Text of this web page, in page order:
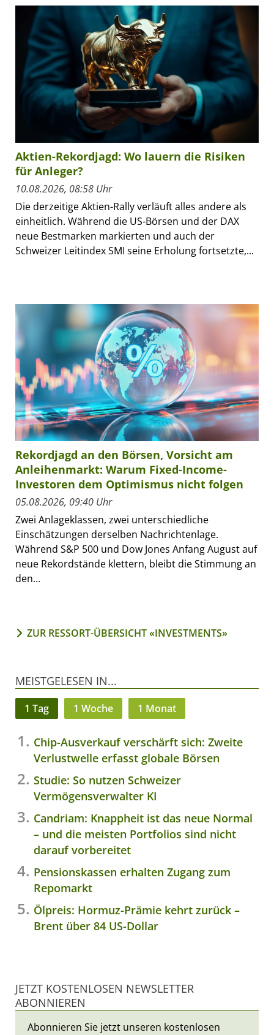
Aktien-Rekordjagd: Wo lauern die Risiken
für Anleger?
10.08.2026, 08:58 Uhr
Die derzeitige Aktien-Rally verläuft alles andere als
einheitlich. Während die US-Börsen und der DAX
neue Bestmarken markierten und auch der
Schweizer Leitindex SMI seine Erholung fortsetzte,...
Rekordjagd an den Börsen, Vorsicht am
Anleihenmarkt: Warum Fixed-Income-
Investoren dem Optimismus nicht folgen
05.08.2026, 09:40 Uhr
Zwei Anlageklassen, zwei unterschiedliche
Einschätzungen derselben Nachrichtenlage.
Während S&P 500 und Dow Jones Anfang August auf
neue Rekordstände klettern, bleibt die Stimmung an
den...
ZUR RESSORT-ÜBERSICHT «INVESTMENTS»
MEISTGELESEN IN...
1 Tag 1 Woche 1 Monat
Chip-Ausverkauf verschärft sich: Zweite
Verlustwelle erfasst globale Börsen
Studie: So nutzen Schweizer
Vermögensverwalter KI
Candriam: Knappheit ist das neue Normal
– und die meisten Portfolios sind nicht
darauf vorbereitet
Pensionskassen erhalten Zugang zum
Repomarkt
Ölpreis: Hormuz-Prämie kehrt zurück –
Brent über 84 US-Dollar
JETZT KOSTENLOSEN NEWSLETTER
ABONNIEREN
Abonnieren Sie jetzt unseren kostenlosen